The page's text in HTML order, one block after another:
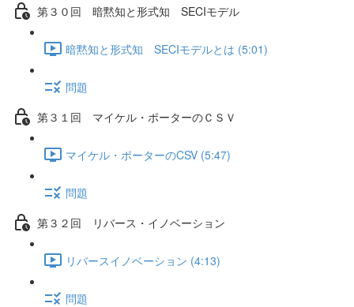
第３０回 暗黙知と形式知 SECIモデル
暗黙知と形式知 SECIモデルとは (5:01)
問題
第３１回 マイケル・ポーターのＣＳＶ
マイケル・ポーターのCSV (5:47)
問題
第３２回 リバース・イノベーション
リバースイノベーション (4:13)
問題